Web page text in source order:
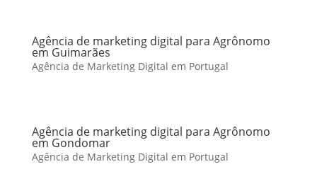
Agência de marketing digital para Agrônomo
em Guimarães
Agência de Marketing Digital em Portugal
Agência de marketing digital para Agrônomo
em Gondomar
Agência de Marketing Digital em Portugal